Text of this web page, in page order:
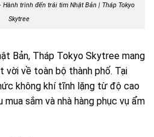
trình đến trái tim Nhật Bản | Tháp Tokyo
Skytree
Bản, Tháp Tokyo Skytree mang
vời về toàn bộ thành phố. Tại
không khí tĩnh lặng từ độ cao
sắm và nhà hàng phục vụ ẩm